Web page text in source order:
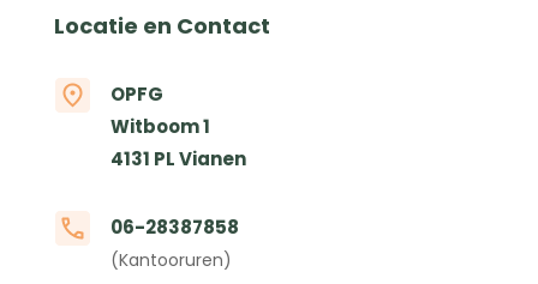
Locatie en Contact
OPFG
Witboom 1
4131 PL Vianen
06-28387858
(Kantooruren)